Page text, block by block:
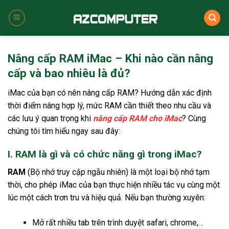
Nâng cấp RAM iMac – Khi nào cần nâng
cấp và bao nhiêu là đủ?
iMac của bạn có nên nâng cấp RAM? Hướng dẫn xác định
thời điểm nâng hợp lý, mức RAM cần thiết theo nhu cầu và
các lưu ý quan trọng khi nâng cấp RAM cho iMac? Cùng
chúng tôi tìm hiểu ngay sau đây:
I. RAM là gì và có chức năng gì trong iMac?
RAM (Bộ nhớ truy cập ngẫu nhiên) là một loại bộ nhớ tạm
thời, cho phép iMac của bạn thực hiện nhiều tác vụ cùng một
lúc một cách trơn tru và hiệu quả. Nếu bạn thường xuyên:
Mở rất nhiều tab trên trình duyệt safari, chrome,…